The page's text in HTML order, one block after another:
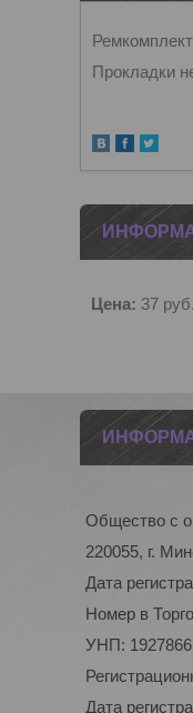
Прокладки
Цена: 37 руб.
Общество с
220055, г.
Дата
Номер в
УНП:
Дата